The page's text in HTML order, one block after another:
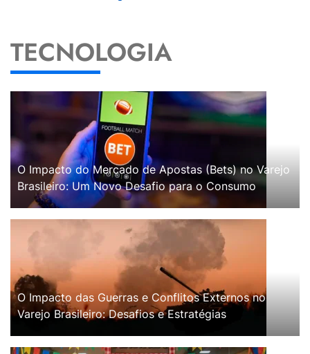
TECNOLOGIA
O Impacto do Mercado de Apostas (Bets) no Varejo
Brasileiro: Um Novo Desafio para o Consumo
O Impacto das Guerras e Conflitos Externos no
Varejo Brasileiro: Desafios e Estratégias